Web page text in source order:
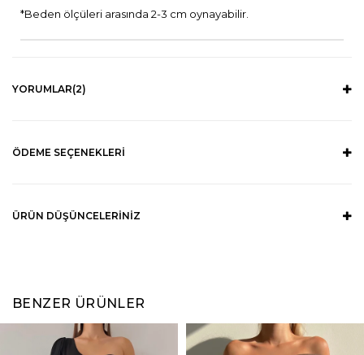
*Beden ölçüleri arasında 2-3 cm oynayabilir.
YORUMLAR(2)
ÖDEME SEÇENEKLERI
ÜRÜN DÜŞÜNCELERINIZ
BENZER ÜRÜNLER